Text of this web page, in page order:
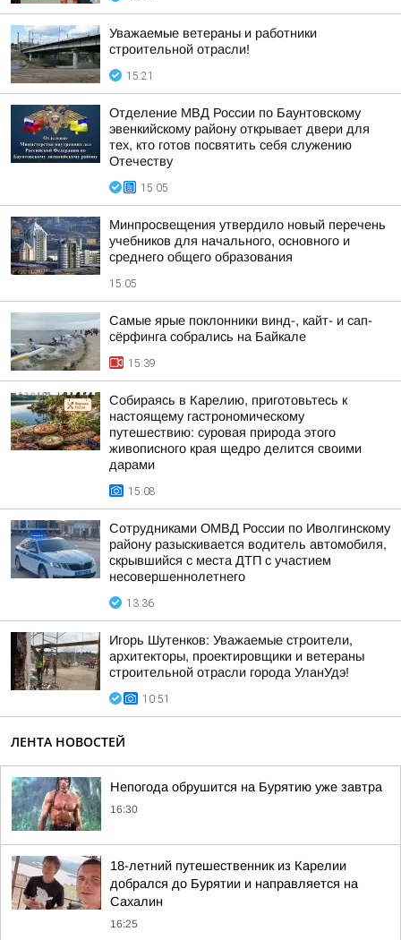
Уважаемые ветераны и работники
строительной отрасли!
15:21
Отделение МВД России по Баунтовскому
эвенкийскому району открывает двери для
тех, кто готов посвятить себя служению
Отечеству
15:05
Минпросвещения утвердило новый перечень
учебников для начального, основного и
среднего общего образования
15:05
Самые ярые поклонники винд-, кайт- и сап-
сёрфинга собрались на Байкале
15:39
Собираясь в Карелию, приготовьтесь к
настоящему гастрономическому
путешествию: суровая природа этого
живописного края щедро делится своими
дарами
15:08
Сотрудниками ОМВД России по Иволгинскому
району разыскивается водитель автомобиля,
скрывшийся с места ДТП с участием
несовершеннолетнего
13:36
Игорь Шутенков: Уважаемые строители,
архитекторы, проектировщики и ветераны
строительной отрасли города УланУдэ!
10:51
ЛЕНТА НОВОСТЕЙ
Непогода обрушится на Бурятию уже завтра
16:30
18-летний путешественник из Карелии
добрался до Бурятии и направляется на
Сахалин
16:25